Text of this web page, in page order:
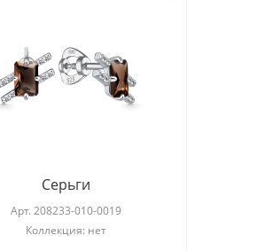
Серьги
Арт.208233-010-0019
Коллекция: нет